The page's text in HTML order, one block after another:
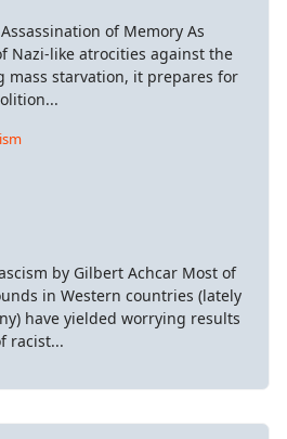
of Memory As
Nazi-like atrocities against the
mass starvation, it prepares for
by Gilbert Achcar Most of
in Western countries (lately
have yielded worrying results
racist...